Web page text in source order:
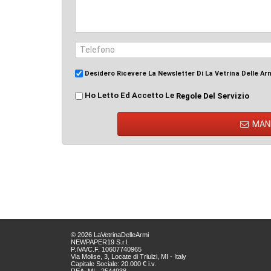
Desidero Ricevere La Newsletter Di La Vetrina Delle
Ho Letto Ed Accetto Le Regole Del Servizio
© 2026 LaVetrinaDelleArmi
NEWPAPER19 S.r.l.
P.IVA/C.F. 10607740965
Via Molise, 3, Locate di Triulzi, MI - Italy
Capitale Sociale: 20.000 € i.v.